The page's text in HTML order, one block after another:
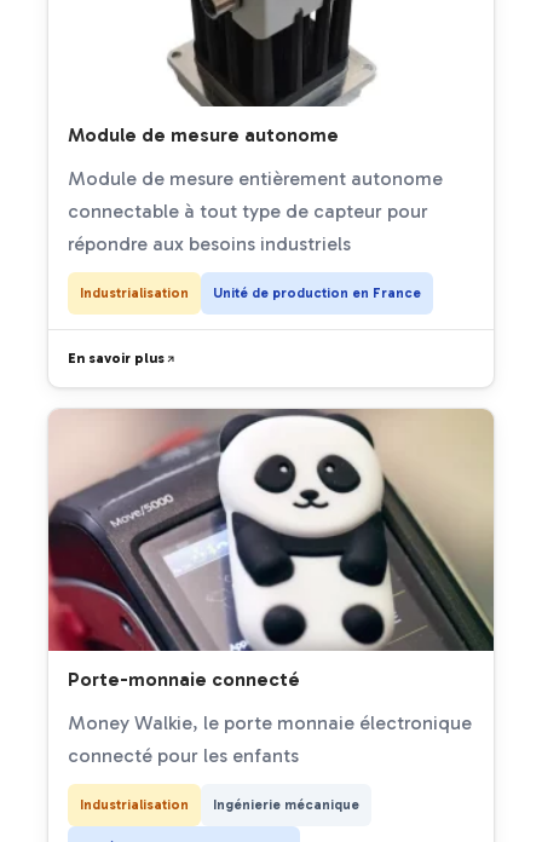
Module de mesure autonome
Module de mesure entièrement autonome
connectable à tout type de capteur pour
répondre aux besoins industriels
Industrialisation Unité de production en France
En savoir plus
Porte-monnaie connecté
Money Walkie, le porte monnaie électronique
connecté pour les enfants
Industrialisation Ingénierie mécanique